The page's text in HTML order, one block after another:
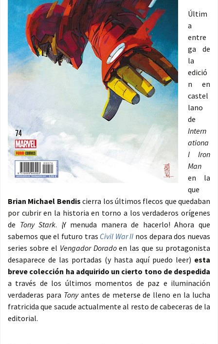
Últim
a
entre
ga de
la
edició
n en
castel
lano
de
Intern
ationa
l Iron
Man
en la
que
Brian Michael Bendis cierra los últimos flecos que quedaban
por cubrir en la historia en torno a los verdaderos orígenes
de Tony Stark. ¡Y menuda manera de hacerlo! Ahora que
sabemos que el futuro tras Civil War II nos depara dos nuevas
series sobre el Vengador Doradoen las que su protagonista
desaparece de las portadas (y hasta aquí puedo leer) esta
breve colección ha adquirido un cierto tono de despedida
a través de los últimos momentos de paz e iluminación
verdaderas para Tonyantes de meterse de lleno en la lucha
fratricida que sacude actualmente al resto de cabeceras de la
editorial.